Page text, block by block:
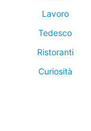
Lavoro
Tedesco
Ristoranti
Curiosità